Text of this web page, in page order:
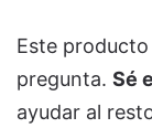
Este
pregunta. Sé
ayudar al